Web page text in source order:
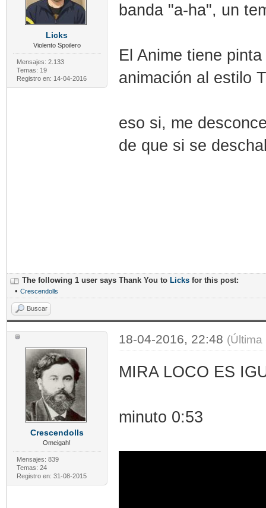
Licks
Violento Spoilero
Mensajes: 2.133
Temas: 19
Registro en: 14-04-2016
banda "a-ha", un
El Anime tiene
animación al estilo
eso si, me
de que si se
The following 1 user says Thank You to Licks for this post:
• Crescendolls
Buscar
Crescendolls
Omeigah!
Mensajes: 839
Temas: 24
Registro en: 31-08-2015
18-04-2016, 22:48
MIRA LOCO ES
minuto 0:53